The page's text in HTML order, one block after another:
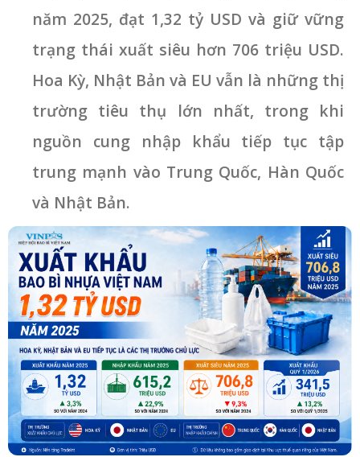
năm 2025, đạt 1,32 tỷ USD và giữ vững
trạng thái xuất siêu hơn 706 triệu USD.
Hoa Kỳ, Nhật Bản và EU vẫn là những thị
trường tiêu thụ lớn nhất, trong khi
nguồn cung nhập khẩu tiếp tục tập
trung mạnh vào Trung Quốc, Hàn Quốc
và Nhật Bản.